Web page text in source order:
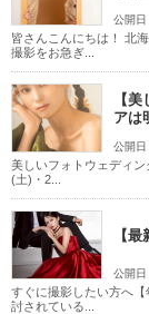
スタジオでの撮影
人気スポットでの撮影
家族・友人と撮影
事前来店なしで撮影
ソロウエディング
公開日
皆さんこんにちは！ 北
撮影をお急ぎ...
【
アは
公開日
美しいフォトウェディ
(土)・2...
【
公開日
すぐに撮影したい方へ
討されている...